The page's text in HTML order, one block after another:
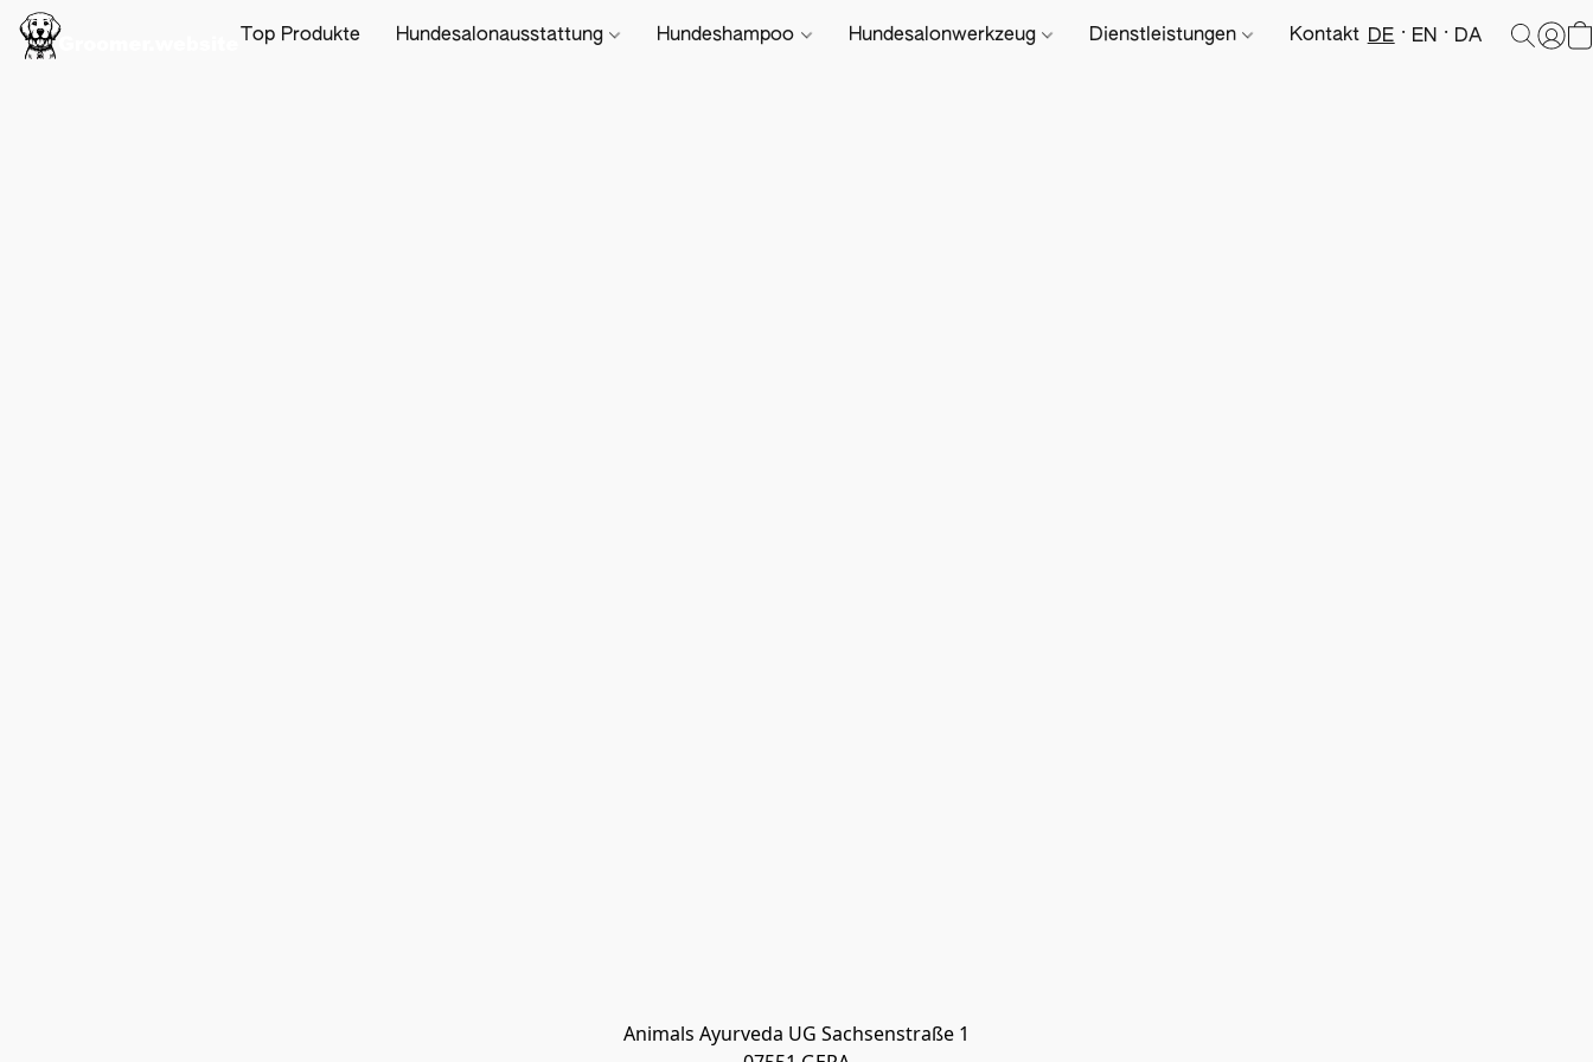
Top Produkte Hundesalonausstattung Hundeshampoo Hundesalonwerkzeug Dienstleistungen Kontakt DE EN DA
Animals Ayurveda UG Sachsenstraße 1